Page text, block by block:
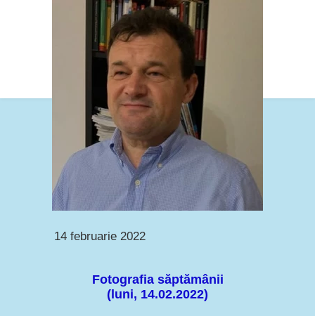
14 februarie 2022
Fotografia săptămânii
(luni, 14.02.2022)